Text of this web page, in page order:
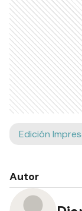
Edición
Autor